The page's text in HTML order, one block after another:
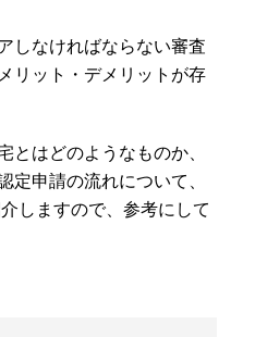
しなければならない審査
リット・デメリットが存
とはどのようなものか、
定申請の流れについて、
しますので、参考にして